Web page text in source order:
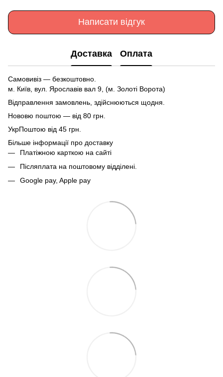
Написати відгук
Доставка Оплата
Самовивіз — безкоштовно.
м. Київ, вул. Ярославів вал 9, (м. Золоті Ворота)
Відправлення замовлень, здійснюються щодня.
Нововю поштою — від 80 грн.
УкрПоштою від 45 грн.
Більше інформації про доставку
Платіжною карткою на сайті
Післяплата на поштовому відділені.
Google pay, Apple pay